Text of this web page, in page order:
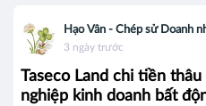
Hạo Vân - Chép sử Doanh
3 ngày trước
Taseco Land chi tiền
nghiệp kinh doanh bất